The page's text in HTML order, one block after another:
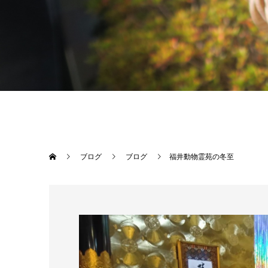
ブログ ブログ 福井動物霊苑の冬至